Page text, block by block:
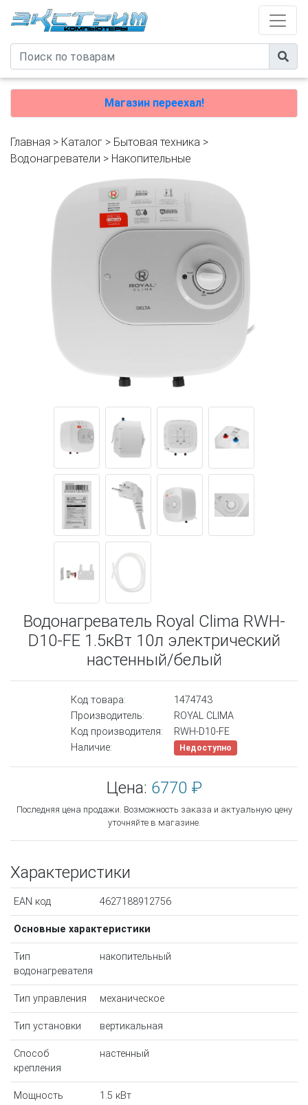
Магазин переехал!
Главная > Каталог > Бытовая техника >
Водонагреватели > Накопительные
Водонагреватель Royal Clima RWH-
D10-FE 1.5кВт 10л электрический
настенный/белый
Код товара:
1474743
Производитель:
ROYAL CLIMA
Код производителя:
RWH-D10-FE
Наличие:
Недоступно
Цена: 6770 ₽
Последняя цена продажи. Возможность заказа и актуальную цену
уточняйте в магазине.
Характеристики
EAN код 4627188912756
Основные характеристики
Тип
водонагревателя
накопительный
Тип управления механическое
Тип установки вертикальная
Способ
крепления
настенный
Мощность 1.5 кВт